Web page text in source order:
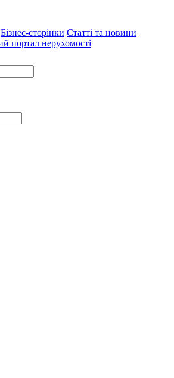
Бізнес-сторінки Статті та новини